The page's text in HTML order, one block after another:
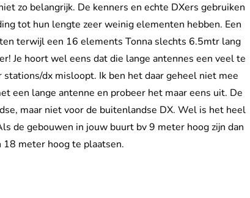
zo belangrijk. De kenners en echte DXers gebruiken
tot hun lengte zeer weinig elementen hebben. Een
terwijl een 16 elements Tonna slechts 6.5mtr lang
Je hoort wel eens dat die lange antennes een veel te
dx misloopt. Ik ben het daar geheel niet mee
een lange antenne en probeer het maar eens uit. De
maar niet voor de buitenlandse DX. Wel is het heel
de gebouwen in jouw buurt bv 9 meter hoog zijn dan
18 meter hoog te plaatsen.